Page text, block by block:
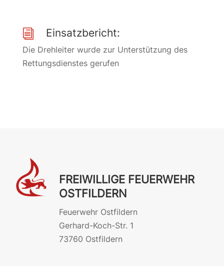
i Einsatzbericht:
Die Drehleiter wurde zur Unterstützung des
Rettungsdienstes gerufen
FREIWILLIGE FEUERWEHR
OSTFILDERN
Feuerwehr Ostfildern
Gerhard-Koch-Str. 1
73760 Ostfildern